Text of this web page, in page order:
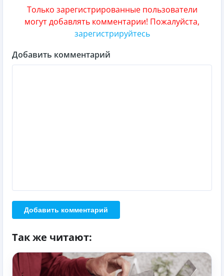
Только зарегистрированные пользователи
могут добавлять комментарии! Пожалуйста,
зарегистрируйтесь
Добавить комментарий
Добавить комментарий
Так же читают: